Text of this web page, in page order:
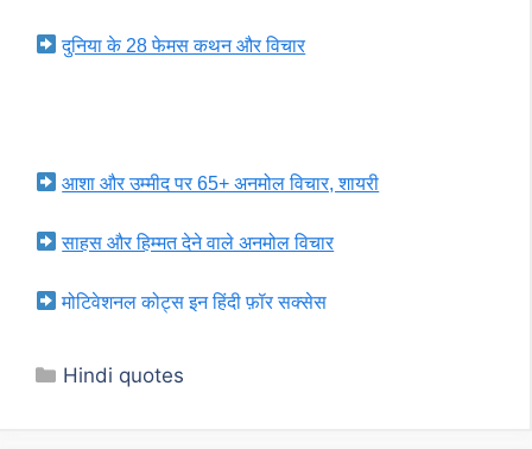
दुनिया के 28 फेमस कथन और विचार
आशा और उम्मीद पर 65+ अनमोल विचार, शायरी
साहस और हिम्मत देने वाले अनमोल विचार
मोटिवेशनल कोट्स इन हिंदी फ़ॉर सक्सेस
Categories
Hindi quotes